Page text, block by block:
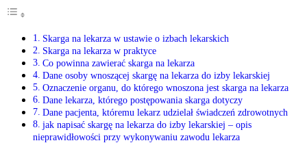
Skarga na lekarza w ustawie o izbach lekarskich
Skarga na lekarza w praktyce
Co powinna zawierać skarga na lekarza
Dane osoby wnoszącej skargę na lekarza do izby lekarskiej
Oznaczenie organu, do którego wnoszona jest skarga na lekarza
Dane lekarza, którego postępowania skarga dotyczy
Dane pacjenta, któremu lekarz udzielał świadczeń zdrowotnych
jak napisać skargę na lekarza do izby lekarskiej – opis
nieprawidłowości przy wykonywaniu zawodu lekarza